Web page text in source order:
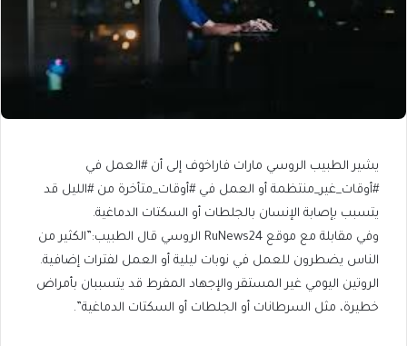
يشير الطبيب الروسي مارات فاراخوف إلى أن #العمل في
#أوقات_غير_منتظمة أو العمل في #أوقات_متأخرة من #الليل قد
يتسبب بإصابة الإنسان بالجلطات أو السكتات الدماغية.
وفي مقابلة مع موقع RuNews24 الروسي قال الطبيب:”الكثير من
الناس يضطرون للعمل في نوبات ليلية أو العمل لفترات إضافية.
الروتين اليومي غير المستقر والإجهاد المفرط قد يتسببان بأمراض
خطيرة، مثل السرطانات أو الجلطات أو السكتات الدماغية”.